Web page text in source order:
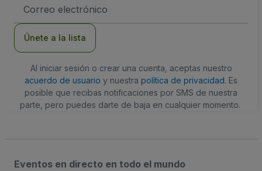
de
Únete a la lista
Al iniciar sesión o crear una cuenta, aceptas nuestro
acuerdo de usuario y nuestra política de privacidad. Es
posible que recibas notificaciones por SMS de nuestra
parte, pero puedes darte de baja en cualquier momento.
Eventos en directo en todo el mundo